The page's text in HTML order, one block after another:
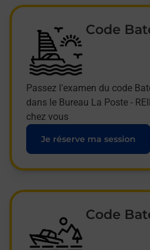
Code
Passez l'examen du code
dans le Bureau La Poste -
chez vous
Je réserve ma session
Code